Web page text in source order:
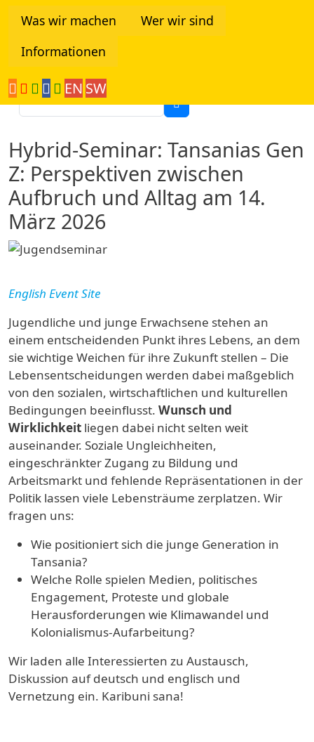
Was wir machen
Wer wir sind
Informationen
EN SW
Suche
Hybrid-Seminar: Tansanias Gen
Z: Perspektiven zwischen
Aufbruch und Alltag am 14.
März 2026
English Event Site
Jugendliche und junge Erwachsene stehen an
einem entscheidenden Punkt ihres Lebens, an dem
sie wichtige Weichen für ihre Zukunft stellen – Die
Lebensentscheidungen werden dabei maßgeblich
von den sozialen, wirtschaftlichen und kulturellen
Bedingungen beeinflusst. Wunsch und
Wirklichkeit liegen dabei nicht selten weit
auseinander. Soziale Ungleichheiten,
eingeschränkter Zugang zu Bildung und
Arbeitsmarkt und fehlende Repräsentationen in der
Politik lassen viele Lebensträume zerplatzen. Wir
fragen uns:
Wie positioniert sich die junge Generation in
Tansania?
Welche Rolle spielen Medien, politisches
Engagement, Proteste und globale
Herausforderungen wie Klimawandel und
Kolonialismus-Aufarbeitung?
Wir laden alle Interessierten zu Austausch,
Diskussion auf deutsch und englisch und
Vernetzung ein. Karibuni sana!